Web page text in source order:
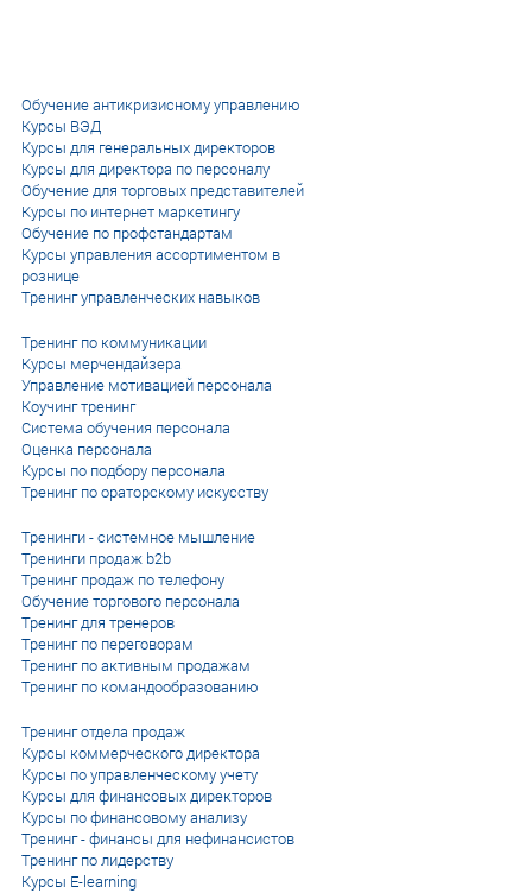
Обучение антикризисному управлению
Курсы ВЭД
Курсы для генеральных директоров
Курсы для директора по персоналу
Обучение для торговых представителей
Курсы по интернет маркетингу
Обучение по профстандартам
Курсы управления ассортиментом в
рознице
Тренинг управленческих навыков
Тренинг по коммуникации
Курсы мерчендайзера
Управление мотивацией персонала
Коучинг тренинг
Система обучения персонала
Оценка персонала
Курсы по подбору персонала
Тренинг по ораторскому искусству
Тренинги - системное мышление
Тренинги продаж b2b
Тренинг продаж по телефону
Обучение торгового персонала
Тренинг для тренеров
Тренинг по переговорам
Тренинг по активным продажам
Тренинг по командообразованию
Тренинг отдела продаж
Курсы коммерческого директора
Курсы по управленческому учету
Курсы для финансовых директоров
Курсы по финансовому анализу
Тренинг - финансы для нефинансистов
Тренинг по лидерству
Курсы E-learning